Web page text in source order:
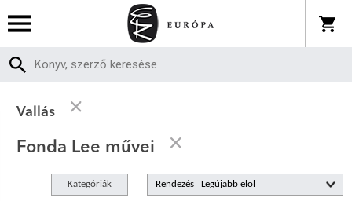
Vallás
Fonda Lee művei
Kategóriák Rendezés